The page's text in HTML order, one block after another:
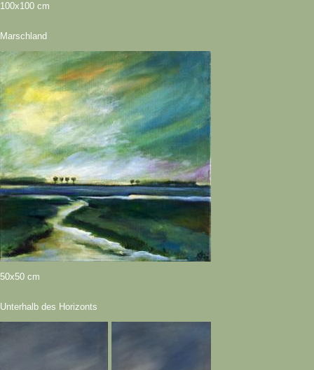
100x100 cm
Marschland
50x50 cm
Unterhalb des Horizonts